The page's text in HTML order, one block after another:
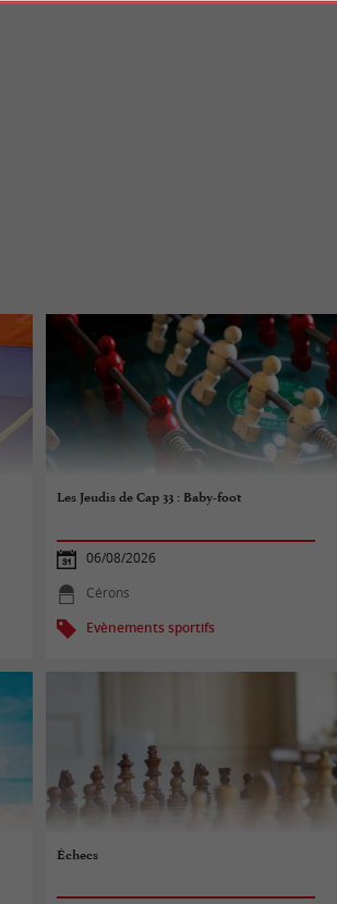
Les Jeudis de Cap 33 : Baby-foot
06/08/2026
Cérons
Evènements sportifs
Échecs